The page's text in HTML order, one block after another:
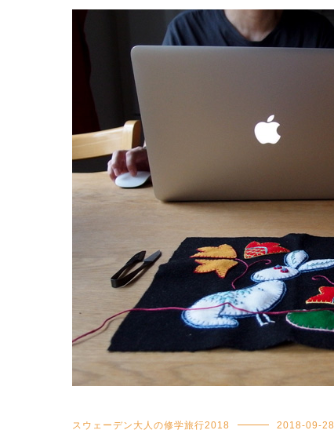
スウェーデン大人の修学旅行2018 2018-09-28